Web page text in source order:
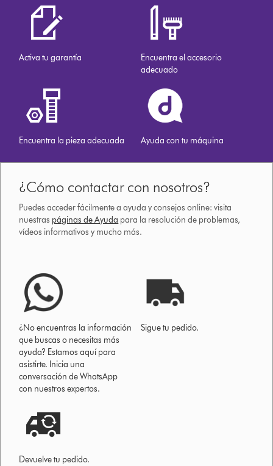
Activa tu garantía
Encuentra el accesorio
adecuado
Encuentra la pieza adecuada Ayuda con tu máquina
¿Cómo contactar con nosotros?
Puedes acceder fácilmente a ayuda y consejos online: visita
nuestras páginas de Ayuda para la resolución de problemas,
vídeos informativos y mucho más.
¿No encuentras la información
que buscas o necesitas más
ayuda? Estamos aquí para
asistirte. Inicia una
conversación de WhatsApp
con nuestros expertos.
Sigue tu pedido.
Devuelve tu pedido.